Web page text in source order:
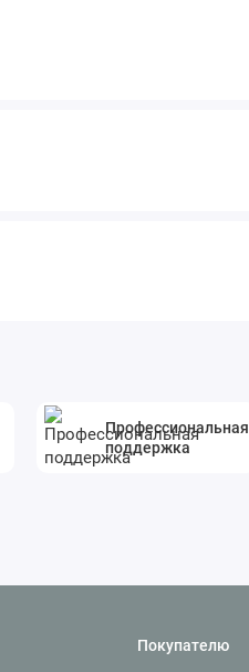
Профессиональная
поддержка
Покупателю